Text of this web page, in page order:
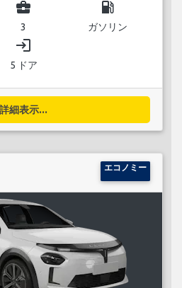
business_center
3
local_gas_station
ガソリン
login
5 ドア
詳細表示...
エコノミー